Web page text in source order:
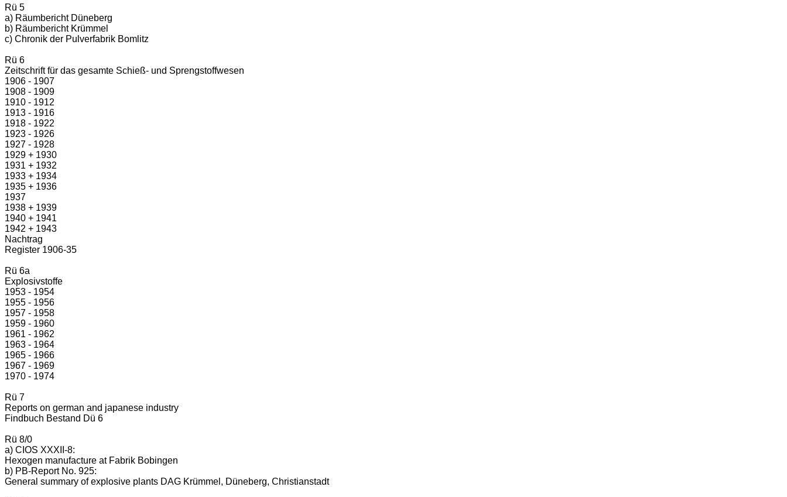
Rü 5
a) Räumbericht Düneberg
b) Räumbericht Krümmel
c) Chronik der Pulverfabrik Bomlitz
Rü 6
Zeitschrift für das gesamte Schieß- und Sprengstoffwesen
1906 - 1907
1908 - 1909
1910 - 1912
1913 - 1916
1918 - 1922
1923 - 1926
1927 - 1928
1929 + 1930
1931 + 1932
1933 + 1934
1935 + 1936
1937
1938 + 1939
1940 + 1941
1942 + 1943
Nachtrag
Register 1906-35
Rü 6a
Explosivstoffe
1953 - 1954
1955 - 1956
1957 - 1958
1959 - 1960
1961 - 1962
1963 - 1964
1965 - 1966
1967 - 1969
1970 - 1974
Rü 7
Reports on german and japanese industry
Findbuch Bestand Dü 6
Rü 8/0
a) CIOS XXXII-8:
Hexogen manufacture at Fabrik Bobingen
b) PB-Report No. 925:
General summary of explosive plants DAG Krümmel, Düneberg, Christianstadt